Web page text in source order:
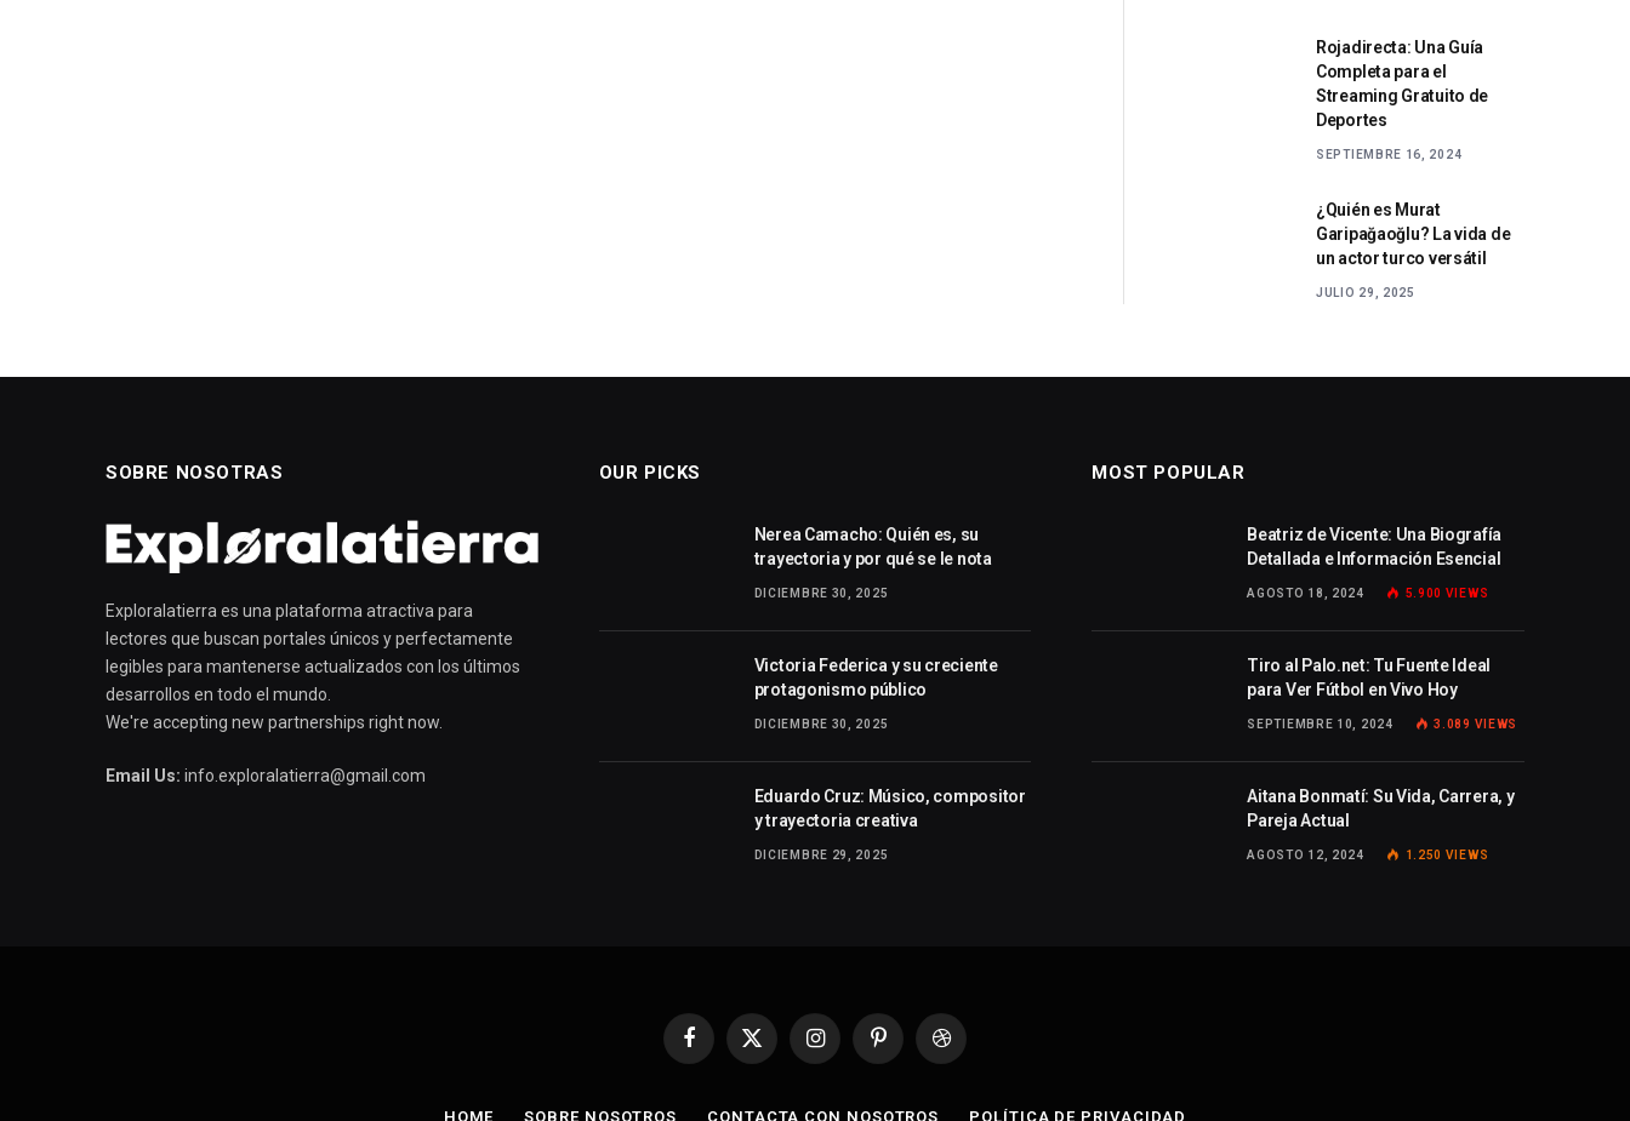
Rojadirecta: Una Guía
Completa para el
Streaming Gratuito de
Deportes
SEPTIEMBRE 16, 2024
¿Quién es Murat
Garipağaoğlu? La vida de
un actor turco versátil
JULIO 29, 2025
SOBRE NOSOTRAS
Exploralatierra es una plataforma atractiva para
lectores que buscan portales únicos y perfectamente
legibles para mantenerse actualizados con los últimos
desarrollos en todo el mundo.
We're accepting new partnerships right now.
Email Us: info.exploralatierra@gmail.com
OUR PICKS
Nerea Camacho: Quién es, su
trayectoria y por qué se le nota
DICIEMBRE 30, 2025
Victoria Federica y su creciente
protagonismo público
DICIEMBRE 30, 2025
Eduardo Cruz: Músico, compositor
y trayectoria creativa
DICIEMBRE 29, 2025
MOST POPULAR
Beatriz de Vicente: Una Biografía
Detallada e Información Esencial
AGOSTO 18, 2024 5.900 VIEWS
Tiro al Palo.net: Tu Fuente Ideal
para Ver Fútbol en Vivo Hoy
SEPTIEMBRE 10, 2024 3.089 VIEWS
Aitana Bonmatí: Su Vida, Carrera, y
Pareja Actual
AGOSTO 12, 2024 1.250 VIEWS
Facebook
X
InstagramPinterestDribbble
HOME SOBRE NOSOTROS CONTACTA CON NOSOTROS POLÍTICA DE PRIVACIDAD